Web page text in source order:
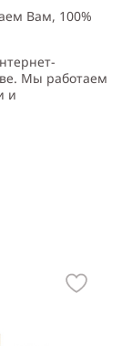
Вам, 100%
Мы работаем
и